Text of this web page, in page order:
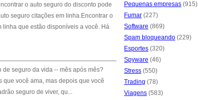
o auto seguro do disconto pode
seguro citações em linha.Encontrar o
linha que estão disponíveis a você. Há
seguro da vida -- mês após mês?
você ama, mas depois que você
seguro de viver, qu...
Pequenas empresas (915)
Fumar (227)
Software (869)
Spam bloqueando (229)
Esportes (320)
Spyware (46)
Stress (550)
Trading (78)
Viagens (583)